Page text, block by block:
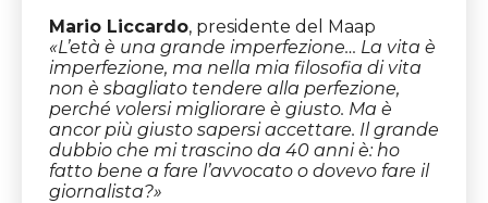
Mario Liccardo, presidente del Maap
«L’età è una grande imperfezione… La vita è
imperfezione, ma nella mia filosofia di vita
non è sbagliato tendere alla perfezione,
perché volersi migliorare è giusto. Ma è
ancor più giusto sapersi accettare. Il grande
dubbio che mi trascino da 40 anni è: ho
fatto bene a fare l’avvocato o dovevo fare il
giornalista?»